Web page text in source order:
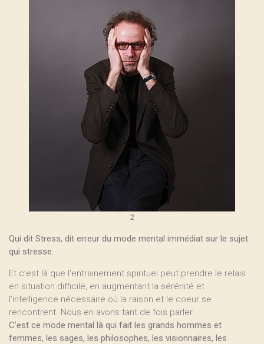
2
Qui dit Stress, dit erreur du mode mental immédiat sur le sujet
qui stresse.
Et c’est là que l’entrainement spirituel peut prendre le relais
en situation difficile, en augmentant la sérénité et
l’intelligence nécessaire où la raison et le coeur se
rencontrent. Nous en avons tant de fois parler.
C’est ce mode mental là qui fait les grands hommes et
femmes, les sages, les philosophes, les visionnaires, les